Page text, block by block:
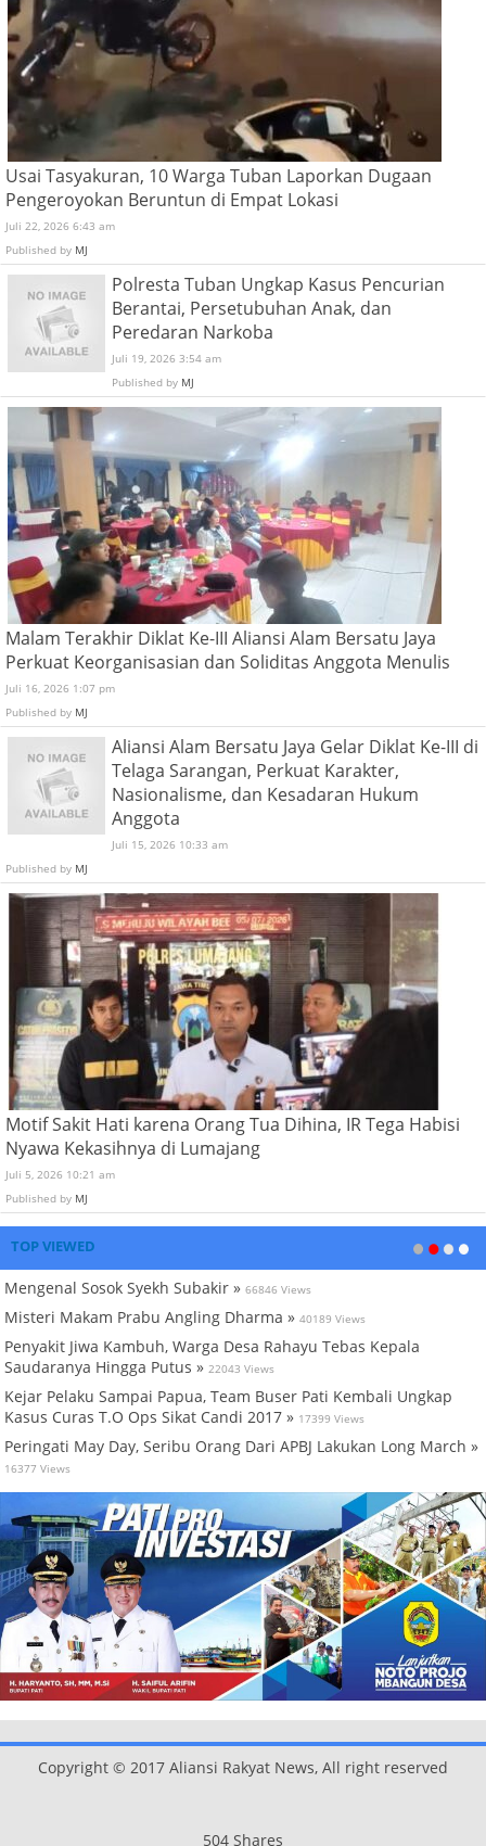
Usai Tasyakuran, 10 Warga Tuban Laporkan Dugaan
Pengeroyokan Beruntun di Empat Lokasi
Juli 22, 2026 6:43 am
Published by MJ
Polresta Tuban Ungkap Kasus Pencurian
Berantai, Persetubuhan Anak, dan
Peredaran Narkoba
Juli 19, 2026 3:54 am
Published by MJ
Malam Terakhir Diklat Ke-III Aliansi Alam Bersatu Jaya
Perkuat Keorganisasian dan Soliditas Anggota Menulis
Juli 16, 2026 1:07 pm
Published by MJ
Aliansi Alam Bersatu Jaya Gelar Diklat Ke-III di
Telaga Sarangan, Perkuat Karakter,
Nasionalisme, dan Kesadaran Hukum
Anggota
Juli 15, 2026 10:33 am
Published by MJ
Motif Sakit Hati karena Orang Tua Dihina, IR Tega Habisi
Nyawa Kekasihnya di Lumajang
Juli 5, 2026 10:21 am
Published by MJ
TOP VIEWED
Mengenal Sosok Syekh Subakir » 66846 Views
Misteri Makam Prabu Angling Dharma » 40189 Views
Penyakit Jiwa Kambuh, Warga Desa Rahayu Tebas Kepala
Saudaranya Hingga Putus » 22043 Views
Kejar Pelaku Sampai Papua, Team Buser Pati Kembali Ungkap
Kasus Curas T.O Ops Sikat Candi 2017 » 17399 Views
Peringati May Day, Seribu Orang Dari APBJ Lakukan Long March »
16377 Views
Copyright © 2017 Aliansi Rakyat News, All right reserved
504 Shares